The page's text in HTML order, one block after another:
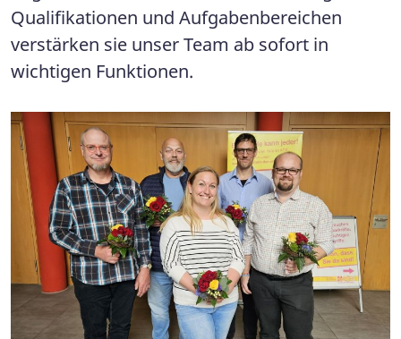
Qualifikationen und Aufgabenbereichen
verstärken sie unser Team ab sofort in
wichtigen Funktionen.